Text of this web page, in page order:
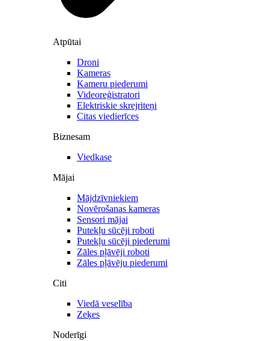
Atpūtai
Droni
Kameras
Kameru piederumi
Videoreģistratori
Elektriskie skrejriteņi
Citas viedierīces
Biznesam
Viedkase
Mājai
Mājdzīvniekiem
Novērošanas kameras
Sensori mājai
Putekļu sūcēji roboti
Putekļu sūcēji piederumi
Zāles pļāvēji roboti
Zāles pļāvēju piederumi
Citi
Viedā veselība
Zeķes
Noderīgi